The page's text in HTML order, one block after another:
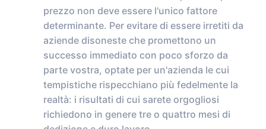
prezzo non deve essere l'unico fattore
determinante. Per evitare di essere irretiti da
aziende disoneste che promettono un
successo immediato con poco sforzo da
parte vostra, optate per un'azienda le cui
tempistiche rispecchiano più fedelmente la
realtà: i risultati di cui sarete orgogliosi
richiedono in genere tre o quattro mesi di